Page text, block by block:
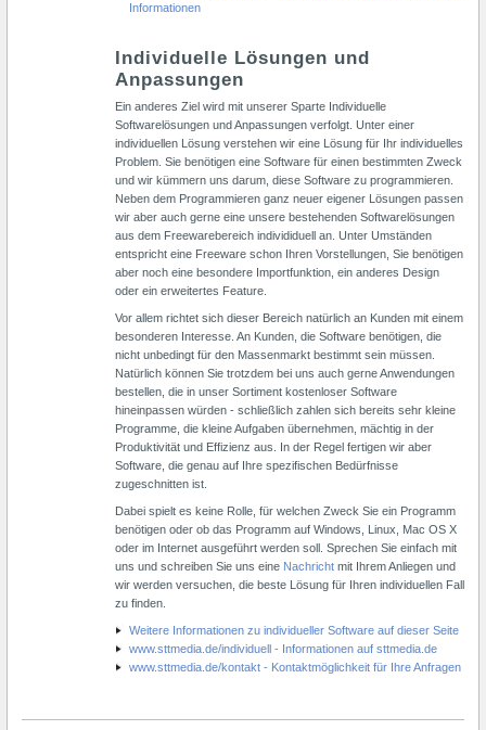
Informationen
Individuelle Lösungen und
Anpassungen
Ein anderes Ziel wird mit unserer Sparte Individuelle
Softwarelösungen und Anpassungen verfolgt. Unter einer
individuellen Lösung verstehen wir eine Lösung für Ihr individuelles
Problem. Sie benötigen eine Software für einen bestimmten Zweck
und wir kümmern uns darum, diese Software zu programmieren.
Neben dem Programmieren ganz neuer eigener Lösungen passen
wir aber auch gerne eine unsere bestehenden Softwarelösungen
aus dem Freewarebereich individiduell an. Unter Umständen
entspricht eine Freeware schon Ihren Vorstellungen, Sie benötigen
aber noch eine besondere Importfunktion, ein anderes Design
oder ein erweitertes Feature.
Vor allem richtet sich dieser Bereich natürlich an Kunden mit einem
besonderen Interesse. An Kunden, die Software benötigen, die
nicht unbedingt für den Massenmarkt bestimmt sein müssen.
Natürlich können Sie trotzdem bei uns auch gerne Anwendungen
bestellen, die in unser Sortiment kostenloser Software
hineinpassen würden - schließlich zahlen sich bereits sehr kleine
Programme, die kleine Aufgaben übernehmen, mächtig in der
Produktivität und Effizienz aus. In der Regel fertigen wir aber
Software, die genau auf Ihre spezifischen Bedürfnisse
zugeschnitten ist.
Dabei spielt es keine Rolle, für welchen Zweck Sie ein Programm
benötigen oder ob das Programm auf Windows, Linux, Mac OS X
oder im Internet ausgeführt werden soll. Sprechen Sie einfach mit
uns und schreiben Sie uns eine Nachrichtmit Ihrem Anliegen und
wir werden versuchen, die beste Lösung für Ihren individuellen Fall
zu finden.
Weitere Informationen zu individueller Software auf dieser Seite
www.sttmedia.de/individuell - Informationen auf sttmedia.de
www.sttmedia.de/kontakt - Kontaktmöglichkeit für Ihre Anfragen